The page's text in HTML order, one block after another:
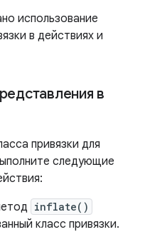
использование
в действиях и
в
привязки для
следующие
inflate()
класс привязки.